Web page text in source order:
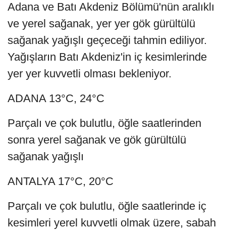
Adana ve Batı Akdeniz Bölümü'nün aralıklı
ve yerel sağanak, yer yer gök gürültülü
sağanak yağışlı geçeceği tahmin ediliyor.
Yağışların Batı Akdeniz'in iç kesimlerinde
yer yer kuvvetli olması bekleniyor.
ADANA 13°C, 24°C
Parçalı ve çok bulutlu, öğle saatlerinden
sonra yerel sağanak ve gök gürültülü
sağanak yağışlı
ANTALYA 17°C, 20°C
Parçalı ve çok bulutlu, öğle saatlerinde iç
kesimleri yerel kuvvetli olmak üzere, sabah